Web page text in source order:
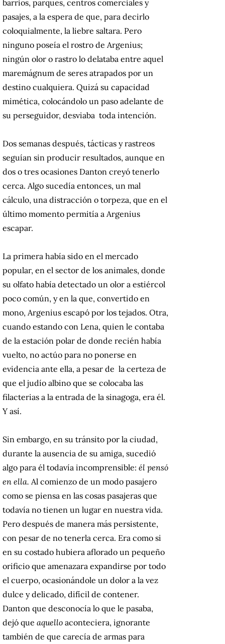
barrios, parques, centros comerciales y
pasajes, a la espera de que, para decirlo
coloquialmente, la liebre saltara. Pero
ninguno poseía el rostro de Argenius;
ningún olor o rastro lo delataba entre aquel
maremágnum de seres atrapados por un
destino cualquiera. Quizá su capacidad
mimética, colocándolo un paso adelante de
su perseguidor, desviaba toda intención.
Dos semanas después, tácticas y rastreos
seguían sin producir resultados, aunque en
dos o tres ocasiones Danton creyó tenerlo
cerca. Algo sucedía entonces, un mal
cálculo, una distracción o torpeza, que en el
último momento permitía a Argenius
escapar.
La primera había sido en el mercado
popular, en el sector de los animales, donde
su olfato había detectado un olor a estiércol
poco común, y en la que, convertido en
mono, Argenius escapó por los tejados. Otra,
cuando estando con Lena, quien le contaba
de la estación polar de donde recién había
vuelto, no actúo para no ponerse en
evidencia ante ella, a pesar de la certeza de
que el judío albino que se colocaba las
filacterias a la entrada de la sinagoga, era él.
Y así.
Sin embargo, en su tránsito por la ciudad,
durante la ausencia de su amiga, sucedió
algo para él todavía incomprensible: él pensó
en ella. Al comienzo de un modo pasajero
como se piensa en las cosas pasajeras que
todavía no tienen un lugar en nuestra vida.
Pero después de manera más persistente,
con pesar de no tenerla cerca. Era como si
en su costado hubiera aflorado un pequeño
orificio que amenazara expandirse por todo
el cuerpo, ocasionándole un dolor a la vez
dulce y delicado, difícil de contener.
Danton que desconocía lo que le pasaba,
dejó que aquello aconteciera, ignorante
también de que carecía de armas para